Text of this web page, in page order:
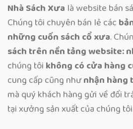
Nhà Sách Xưa là website bán
Chúng tôi chuyên bán lẻ các
những cuốn sách cổ xưa.
sách trên nền tảng website:
chúng tôi không có cửa hàng
cung cấp cũng nhưnhận hàng
mà quý khách hàng gửi về đổi
tại xưởng sản xuất của chúng